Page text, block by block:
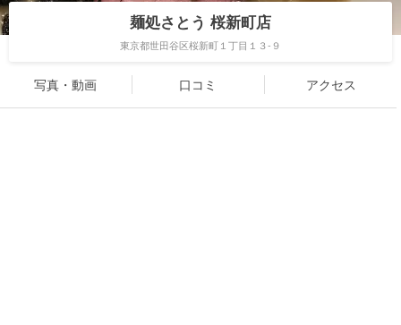
麺処さとう 桜新町店
東京都世田谷区桜新町１丁目１３-９
写真・動画 口コミ アクセス